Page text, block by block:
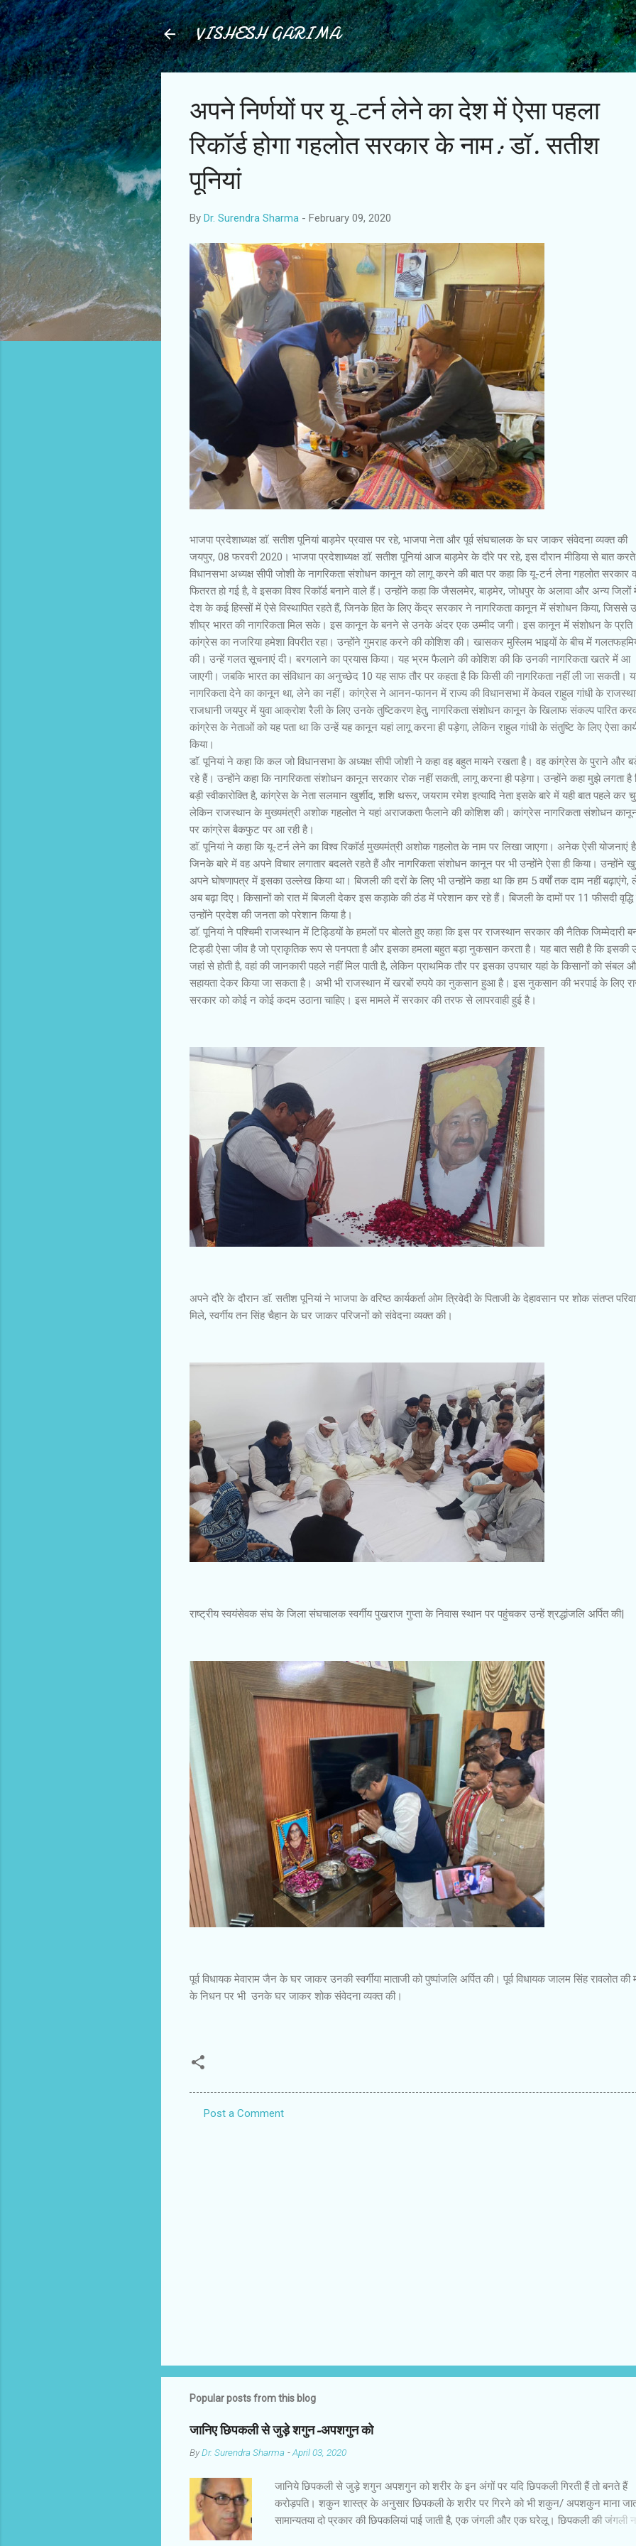
Skip to main content
VISHESH GARIMA
अपने निर्णयों पर यू-टर्न लेने का देश में ऐसा पहला
रिकाॅर्ड होगा गहलोत सरकार के नाम: डाॅ. सतीश
पूनियां
By Dr. Surendra Sharma - February 09, 2020
भाजपा प्रदेशाध्यक्ष डाॅ. सतीश पूनियां बाड़मेर प्रवास पर रहे, भाजपा नेता और पूर्व संघचालक के घर जाकर संवेदना व्यक्त की
जयपुर, 08 फरवरी 2020। भाजपा प्रदेशाध्यक्ष डाॅ. सतीश पूनियां आज बाड़मेर के दौरे पर रहे, इस दौरान मीडिया से बात
विधानसभा अध्यक्ष सीपी जोशी के नागरिकता संशोधन कानून को लागू करने की बात पर कहा कि यू-टर्न लेना गहलोत सरकार
फितरत हो गई है, वे इसका विश्व रिकाॅर्ड बनाने वाले हैं। उन्होंने कहा कि जैसलमेर, बाड़मेर, जोधपुर के अलावा और अन्य जिलों
देश के कई हिस्सों में ऐसे विस्थापित रहते हैं, जिनके हित के लिए केंद्र सरकार ने नागरिकता कानून में संशोधन किया, जिससे
शीघ्र भारत की नागरिकता मिल सके। इस कानून के बनने से उनके अंदर एक उम्मीद जगी। इस कानून में संशोधन के प्रति
कांग्रेस का नजरिया हमेशा विपरीत रहा। उन्होंने गुमराह करने की कोशिश की। खासकर मुस्लिम भाइयों के बीच में
की। उन्हें गलत सूचनाएं दी। बरगलाने का प्रयास किया। यह भ्रम फैलाने की कोशिश की कि उनकी नागरिकता खतरे में आ
जाएगी। जबकि भारत का संविधान का अनुच्छेद 10 यह साफ तौर पर कहता है कि किसी की नागरिकता नहीं ली जा सकती।
नागरिकता देने का कानून था, लेने का नहीं। कांग्रेस ने आनन-फानन में राज्य की विधानसभा में केवल राहुल गांधी के
राजधानी जयपुर में युवा आक्रोश रैली के लिए उनके तुष्टिकरण हेतु, नागरिकता संशोधन कानून के खिलाफ संकल्प पारित
कांग्रेस के नेताओं को यह पता था कि उन्हें यह कानून यहां लागू करना ही पड़ेगा, लेकिन राहुल गांधी के संतुष्टि के लिए ऐसा
किया।
डाॅ. पूनियां ने कहा कि कल जो विधानसभा के अध्यक्ष सीपी जोशी ने कहा वह बहुत मायने रखता है। वह कांग्रेस के पुराने और
रहे हैं। उन्होंने कहा कि नागरिकता संशोधन कानून सरकार रोक नहीं सकती, लागू करना ही पड़ेगा। उन्होंने कहा मुझे लगता है
बड़ी स्वीकारोक्ति है, कांग्रेस के नेता सलमान खुर्शीद, शशि थरूर, जयराम रमेश इत्यादि नेता इसके बारे में यही बात पहले कर
लेकिन राजस्थान के मुख्यमंत्री अशोक गहलोत ने यहां अराजकता फैलाने की कोशिश की। कांग्रेस नागरिकता संशोधन
पर कांग्रेस बैकफुट पर आ रही है।
डाॅ. पूनियां ने कहा कि यू-टर्न लेने का विश्व रिकाॅर्ड मुख्यमंत्री अशोक गहलोत के नाम पर लिखा जाएगा। अनेक ऐसी योजनाएं है
जिनके बारे में वह अपने विचार लगातार बदलते रहते हैं और नागरिकता संशोधन कानून पर भी उन्होंने ऐसा ही किया। उन्होंने
अपने घोषणापत्र में इसका उल्लेख किया था। बिजली की दरों के लिए भी उन्होंने कहा था कि हम 5 वर्षों तक दाम नहीं बढ़ाएंगे,
अब बढ़ा दिए। किसानों को रात में बिजली देकर इस कड़ाके की ठंड में परेशान कर रहे हैं। बिजली के दामों पर 11 फीसदी
उन्होंने प्रदेश की जनता को परेशान किया है।
डाॅ. पूनियां ने पश्चिमी राजस्थान में टिड्डियों के हमलों पर बोलते हुए कहा कि इस पर राजस्थान सरकार की नैतिक जिम्मेदारी
टिड्डी ऐसा जीव है जो प्राकृतिक रूप से पनपता है और इसका हमला बहुत बड़ा नुकसान करता है। यह बात सही है कि इसकी
जहां से होती है, वहां की जानकारी पहले नहीं मिल पाती है, लेकिन प्राथमिक तौर पर इसका उपचार यहां के किसानों को संबल
सहायता देकर किया जा सकता है। अभी भी राजस्थान में खरबों रुपये का नुकसान हुआ है। इस नुकसान की भरपाई के लिए
सरकार को कोई न कोई कदम उठाना चाहिए। इस मामले में सरकार की तरफ से लापरवाही हुई है।
अपने दौरे के दौरान डाॅ. सतीश पूनियां ने भाजपा के वरिष्ठ कार्यकर्ता ओम त्रिवेदी के पिताजी के देहावसान पर शोक संतप्त
मिले, स्वर्गीय तन सिंह चैहान के घर जाकर परिजनों को संवेदना व्यक्त की।
राष्ट्रीय स्वयंसेवक संघ के जिला संघचालक स्वर्गीय पुखराज गुप्ता के निवास स्थान पर पहुंचकर उन्हें श्रद्धांजलि अर्पित की|
पूर्व विधायक मेवाराम जैन के घर जाकर उनकी स्वर्गीया माताजी को पुष्पांजलि अर्पित की। पूर्व विधायक जालम सिंह रावलोत की
के निधन पर भी उनके घर जाकर शोक संवेदना व्यक्त की।
Post a Comment
Popular posts from this blog
जानिए छिपकली से जुड़े शगुन-अपशगुन को
ByDr. Surendra Sharma -April 03, 2020
जानिये छिपकली से जुड़े शगुन अपशगुन को शरीर के इन अंगों पर यदि छिपकली गिरती हैं तो बनते हैं
करोड़पति। शकुन शास्त्र के अनुसार छिपकली के शरीर पर गिरने को भी शकुन/ अपशकुन माना
सामान्यतया दो प्रकार की छिपकलियां पाई जाती है, एक जंगली और एक घरेलू। छिपकली की जंगली